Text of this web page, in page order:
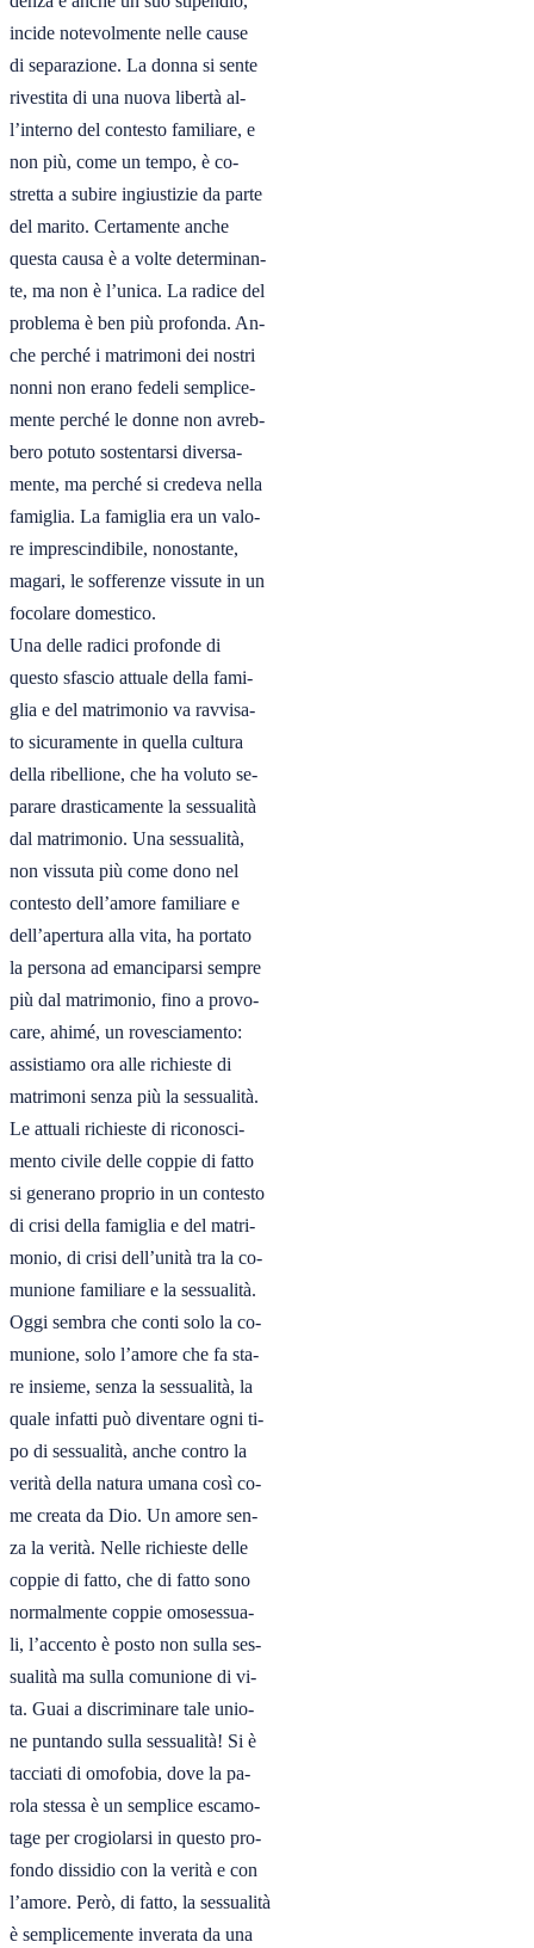
incide notevolmente nelle cause
di separazione. La donna si sente
rivestita di una nuova libertà al-
l’interno del contesto familiare, e
non più, come un tempo, è co-
stretta a subire ingiustizie da parte
del marito. Certamente anche
questa causa è a volte determinan-
te, ma non è l’unica. La radice del
problema è ben più profonda. An-
che perché i matrimoni dei nostri
nonni non erano fedeli semplice-
mente perché le donne non avreb-
bero potuto sostentarsi diversa-
mente, ma perché si credeva nella
famiglia. La famiglia era un valo-
re imprescindibile, nonostante,
magari, le sofferenze vissute in un
focolare domestico.
Una delle radici profonde di
questo sfascio attuale della fami-
glia e del matrimonio va ravvisa-
to sicuramente in quella cultura
della ribellione, che ha voluto se-
parare drasticamente la sessualità
dal matrimonio. Una sessualità,
non vissuta più come dono nel
contesto dell’amore familiare e
dell’apertura alla vita, ha portato
la persona ad emanciparsi sempre
più dal matrimonio, fino a provo-
care, ahimé, un rovesciamento:
assistiamo ora alle richieste di
matrimoni senza più la sessualità.
Le attuali richieste di riconosci-
mento civile delle coppie di fatto
si generano proprio in un contesto
di crisi della famiglia e del matri-
monio, di crisi dell’unità tra la co-
munione familiare e la sessualità.
Oggi sembra che conti solo la co-
munione, solo l’amore che fa sta-
re insieme, senza la sessualità, la
quale infatti può diventare ogni ti-
po di sessualità, anche contro la
verità della natura umana così co-
me creata da Dio. Un amore sen-
za la verità. Nelle richieste delle
coppie di fatto, che di fatto sono
normalmente coppie omosessua-
li, l’accento è posto non sulla ses-
sualità ma sulla comunione di vi-
ta. Guai a discriminare tale unio-
ne puntando sulla sessualità! Si è
tacciati di omofobia, dove la pa-
rola stessa è un semplice escamo-
tage per crogiolarsi in questo pro-
fondo dissidio con la verità e con
l’amore. Però, di fatto, la sessualità
è semplicemente inverata da una